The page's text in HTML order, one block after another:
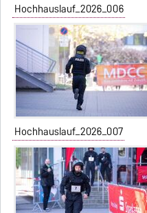
Hochhauslauf_2026_006
Hochhauslauf_2026_007